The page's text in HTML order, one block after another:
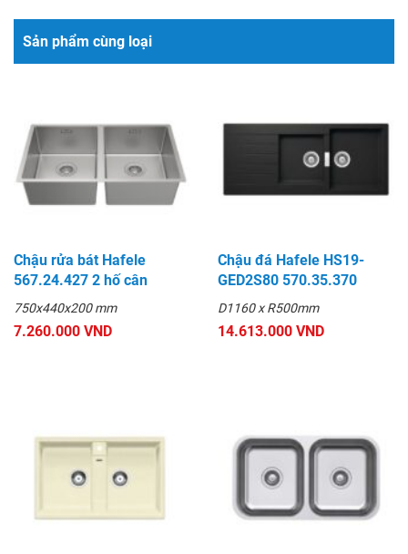
Sản phẩm cùng loại
Chậu rửa bát Hafele
567.24.427 2 hố cân
750x440x200 mm
7.260.000 VND
Chậu đá Hafele HS19-
GED2S80 570.35.370
D1160 x R500mm
14.613.000 VND